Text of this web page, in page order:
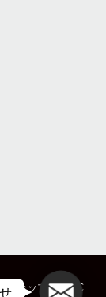
ショップ「MAGIC
メール